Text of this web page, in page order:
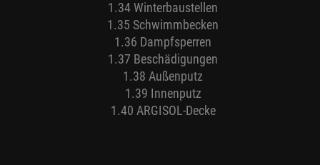
1.34 Winterbaustellen
1.35 Schwimmbecken
1.36 Dampfsperren
1.37 Beschädigungen
1.38 Außenputz
1.39 Innenputz
1.40 ARGISOL-Decke